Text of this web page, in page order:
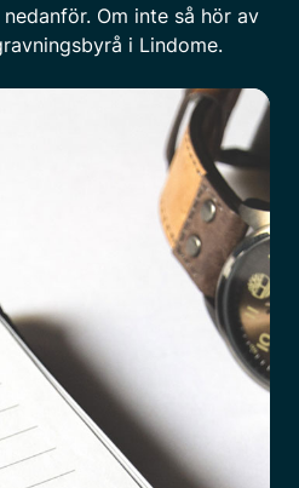
Om inte så hör av
i Lindome.